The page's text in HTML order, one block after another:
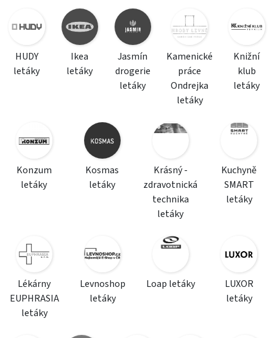
HUDY
letáky
Ikea
letáky
Jasmín
drogerie
letáky
Kamenické
práce
Ondrejka
letáky
Knižní
klub
letáky
Konzum
letáky
Kosmas
letáky
Krásný -
zdravotnická
technika
letáky
Kuchyně
SMART
letáky
Lékárny
EUPHRASIA
letáky
Levnoshop
letáky
Loap letáky
LUXOR
letáky